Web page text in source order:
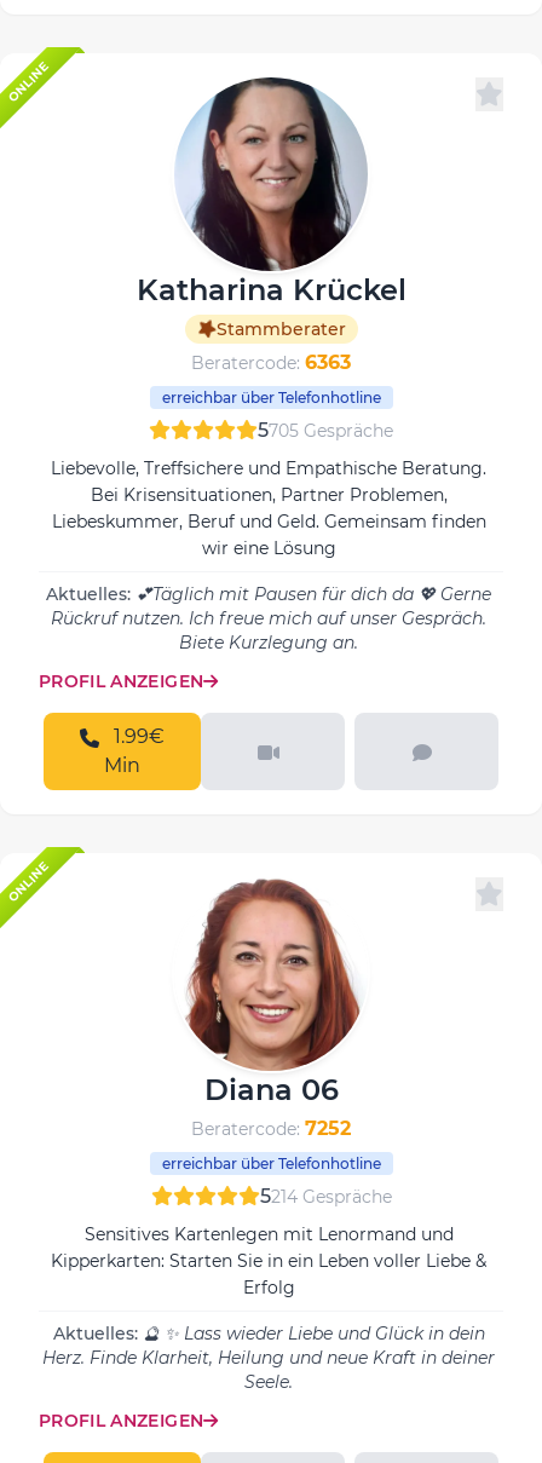
ONLINE
Katharina Krückel
Stammberater
Beratercode: 6363
erreichbar über Telefonhotline
5705 Gespräche
Liebevolle, Treffsichere und Empathische Beratung.
Bei Krisensituationen, Partner Problemen,
Liebeskummer, Beruf und Geld. Gemeinsam finden
wir eine Lösung
Aktuelles: 💕Täglich mit Pausen für dich da 💖 Gerne
Rückruf nutzen. Ich freue mich auf unser Gespräch.
Biete Kurzlegung an.
PROFIL ANZEIGEN
1.99€
Min
ONLINE
Diana 06
Beratercode: 7252
erreichbar über Telefonhotline
5214 Gespräche
Sensitives Kartenlegen mit Lenormand und
Kipperkarten: Starten Sie in ein Leben voller Liebe &
Erfolg
Aktuelles: 🔮 ✨ Lass wieder Liebe und Glück in dein
Herz. Finde Klarheit, Heilung und neue Kraft in deiner
Seele.
PROFIL ANZEIGEN